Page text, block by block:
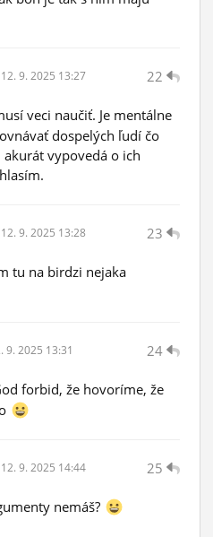
22
12. 9. 2025 13:27
veci naučiť. Je mentálne
dospelých ľudí čo
vypovedá o ich
23
12. 9. 2025 13:28
tu na birdzi nejaka
24
9. 2025 13:31
forbid, že hovoríme, že
25
12. 9. 2025 14:44
nemáš?